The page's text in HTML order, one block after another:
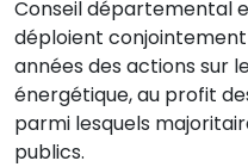
Conseil départemental
déploient
années des actions sur
énergétique, au profit
parmi lesquels
publics.